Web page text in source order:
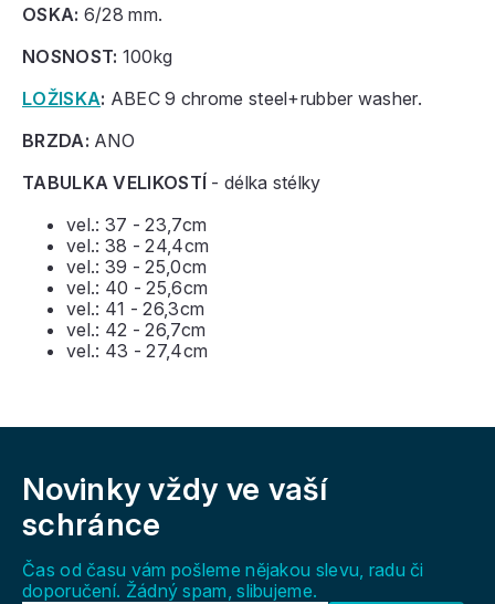
OSKA: 6/28 mm.
NOSNOST: 100kg
LOŽISKA: ABEC 9 chrome steel+rubber washer.
BRZDA: ANO
TABULKA VELIKOSTÍ - délka stélky
vel.: 37 - 23,7cm
vel.: 38 - 24,4cm
vel.: 39 - 25,0cm
vel.: 40 - 25,6cm
vel.: 41 - 26,3cm
vel.: 42 - 26,7cm
vel.: 43 - 27,4cm
Novinky vždy ve vaší
schránce
Čas od času vám pošleme nějakou slevu, radu či
doporučení. Žádný spam, slibujeme.